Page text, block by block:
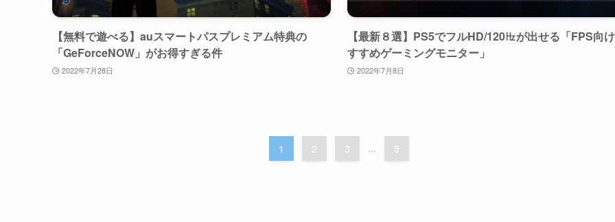
【無料で遊べる】auスマートパスプレミアム特典の
「GeForceNOW」がお得すぎる件
2022年7月28日
【最新８選】PS5でフルHD/120㎐が出せる「FPS向
すすめゲーミングモニター」
2022年7月8日
1 2 3 ... 5